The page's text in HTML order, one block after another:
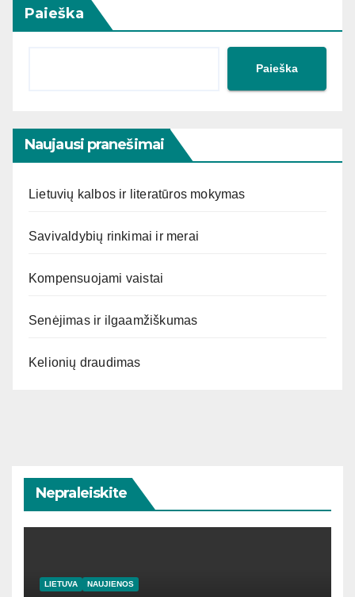
Paieška
Paieška
Naujausi pranešimai
Lietuvių kalbos ir literatūros mokymas
Savivaldybių rinkimai ir merai
Kompensuojami vaistai
Senėjimas ir ilgaamžiškumas
Kelionių draudimas
Nepraleiskite
LIETUVA NAUJIENOS